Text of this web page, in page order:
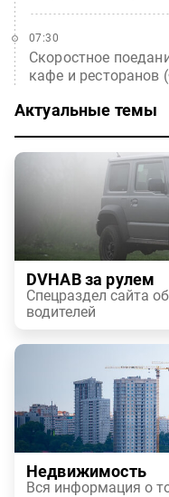
Скоростное
кафе и ресторанов
07:30
Актуальные темы
DVHAB за рулем
Спецраздел сайта
водителей
Недвижимость
Вся информация о